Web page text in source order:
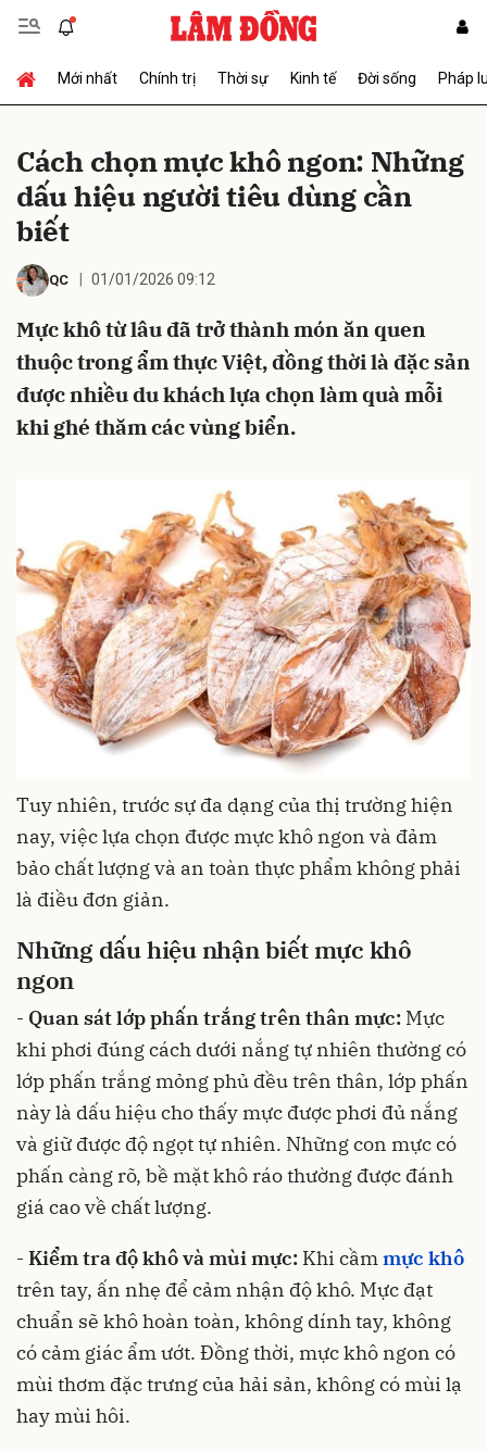
Mới nhất Chính trị Thời sự Kinh tế Đời sống Pháp
Cách chọn mực khô ngon: Những
dấu hiệu người tiêu dùng cần
biết
QC 01/01/2026 09:12
Mực khô từ lâu đã trở thành món ăn quen
thuộc trong ẩm thực Việt, đồng thời là đặc sản
được nhiều du khách lựa chọn làm quà mỗi
khi ghé thăm các vùng biển.
Tuy nhiên, trước sự đa dạng của thị trường hiện
nay, việc lựa chọn được mực khô ngon và đảm
bảo chất lượng và an toàn thực phẩm không phải
là điều đơn giản.
Những dấu hiệu nhận biết mực khô
ngon
- Quan sát lớp phấn trắng trên thân mực: Mực
khi phơi đúng cách dưới nắng tự nhiên thường có
lớp phấn trắng mỏng phủ đều trên thân, lớp phấn
này là dấu hiệu cho thấy mực được phơi đủ nắng
và giữ được độ ngọt tự nhiên. Những con mực có
phấn càng rõ, bề mặt khô ráo thường được đánh
giá cao về chất lượng.
- Kiểm tra độ khô và mùi mực: Khi cầmmực khô
trên tay, ấn nhẹ để cảm nhận độ khô. Mực đạt
chuẩn sẽ khô hoàn toàn, không dính tay, không
có cảm giác ẩm ướt. Đồng thời, mực khô ngon có
mùi thơm đặc trưng của hải sản, không có mùi lạ
hay mùi hôi.
Gửi bình luận
Hủy Gửi